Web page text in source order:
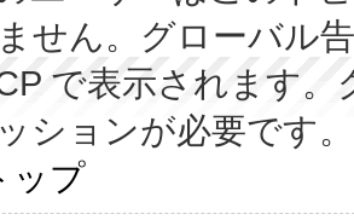
せん。グローバル
で表示されます
ションが必要です。
ップ